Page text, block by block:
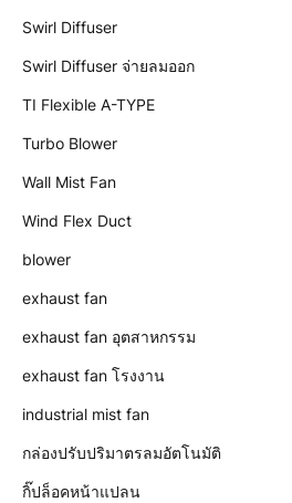
Swirl Diffuser
Swirl Diffuser จ่ายลมออก
TI Flexible A-TYPE
Turbo Blower
Wall Mist Fan
Wind Flex Duct
blower
exhaust fan
exhaust fan อุตสาหกรรม
exhaust fan โรงงาน
industrial mist fan
กล่องปรับปริมาตรลมอัตโนมัติ
กิ๊ปล็อคหน้าแปลน